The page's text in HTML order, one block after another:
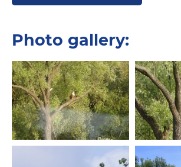
Photo gallery: